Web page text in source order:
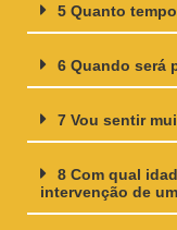
5 Quanto
6 Quando será
7 Vou sentir
8 Com qual
intervenção de